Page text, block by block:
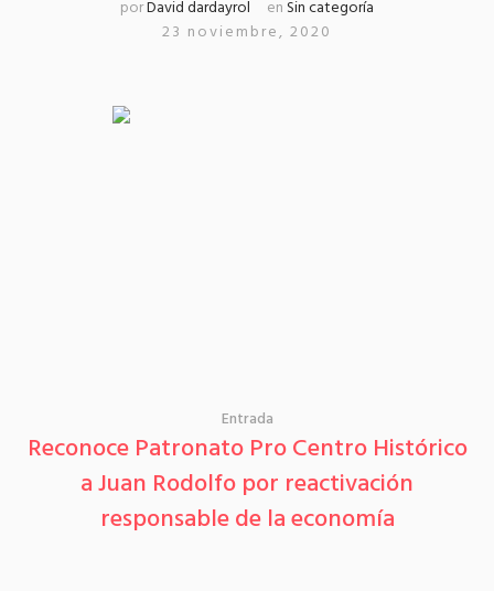
porDavid dardayrol en Sin categoría
23 noviembre, 2020
Entrada
Reconoce Patronato Pro Centro Histórico
a Juan Rodolfo por reactivación
responsable de la economía